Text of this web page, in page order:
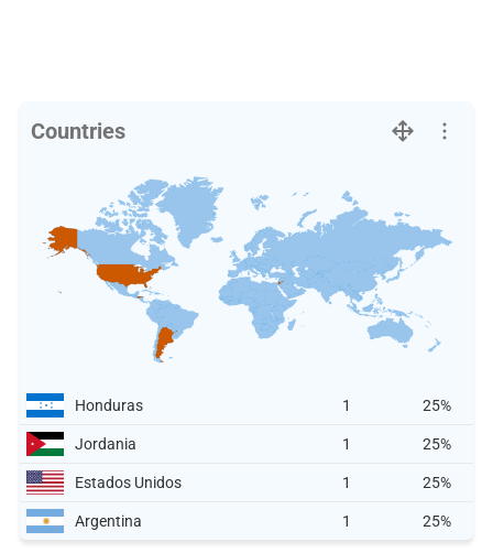
Countries
Honduras 1 25%
Jordania 1 25%
Estados Unidos 1 25%
Argentina 1 25%